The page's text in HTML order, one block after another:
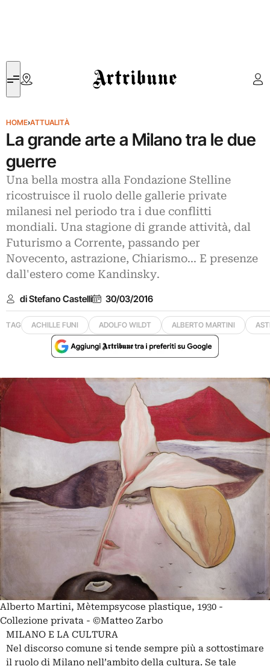
Artribune
HOME›ATTUALITÀ
La grande arte a Milano tra le due
guerre
Una bella mostra alla Fondazione Stelline
ricostruisce il ruolo delle gallerie private
milanesi nel periodo tra i due conflitti
mondiali. Una stagione di grande attività, dal
Futurismo a Corrente, passando per
Novecento, astrazione, Chiarismo... E presenze
dall'estero come Kandinsky.
di Stefano Castelli 30/03/2016
TAG ACHILLE FUNI ADOLFO WILDT ALBERTO MARTINI
Alberto Martini, Mètempsycose plastique, 1930 -
Collezione privata - ©Matteo Zarbo
MILANO E LA CULTURA
Nel discorso comune si tende sempre più a sottostimare
il ruolo di Milano nell’ambito della cultura. Se tale